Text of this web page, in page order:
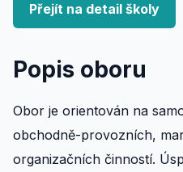
Přejít na detail školy
Popis oboru
Obor je orientován na
obchodně-provozních,
organizačních činností.